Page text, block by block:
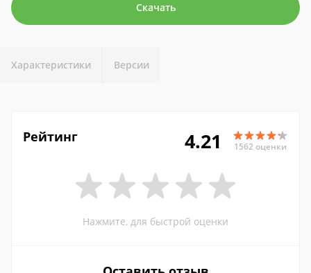
Скачать
Характеристики Версии
Рейтинг 4.21 1562 оценки
Нажмите, для быстрой оценки